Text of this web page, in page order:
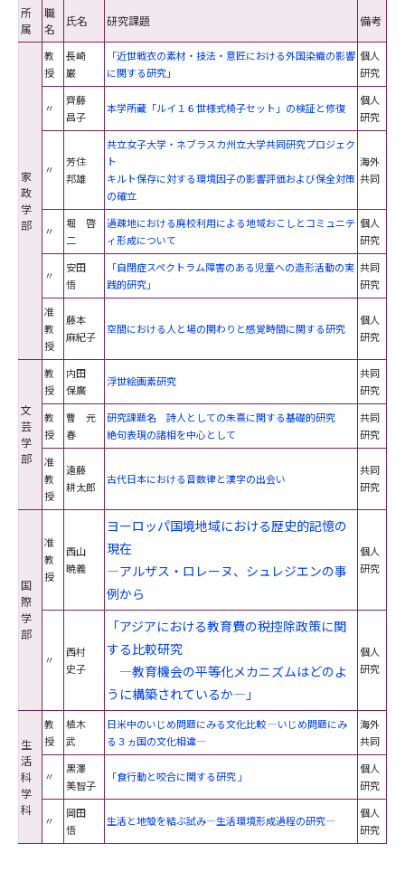
所
属
職
名
氏名 研究課題 備考
家
政
学
部
教
授
長崎
巌
「近世戦衣の素材・技法・意匠における外国染織の影響
に関する研究」
個人
研究
〃
齊藤
昌子
本学所蔵「ルイ１６世様式椅子セット」の検証と修復
個人
研究
〃
芳住
邦雄
共立女子大学・ネブラスカ州立大学共同研究プロジェク
ト
キルト保存に対する環境因子の影響評価および保全対策
の確立
海外
共同
〃
堀 啓
二
過疎地における廃校利用による地域おこしとコミュニテ
ィ形成について
個人
研究
〃
安田
悟
「自閉症スペクトラム障害のある児童への造形活動の実
践的研究」
共同
研究
准
教
授
藤本
麻紀子
空間における人と場の関わりと感覚時間に関する研究
個人
研究
文
芸
学
部
教
授
内田
保廣
浮世絵画素研究
共同
研究
教
授
曹 元
春
研究課題名 詩人としての朱熹に関する基礎的研究
絶句表現の諸相を中心として
共同
研究
准
教
授
遠藤
耕太郎
古代日本における音数律と漢字の出会い
共同
研究
国
際
学
部
准
教
授
西山
暁義
ヨーロッパ国境地域における歴史的記憶の
現在
―アルザス・ロレーヌ、シュレジエンの事
例から
個人
研究
〃
西村
史子
「アジアにおける教育費の税控除政策に関
する比較研究
―教育機会の平等化メカニズムはどのよ
うに構築されているか―」
個人
研究
生
活
科
学
科
教
授
植木
武
日米中のいじめ問題にみる文化比較 ―いじめ問題にみ
る３ヵ国の文化相違―
海外
共同
〃
黒澤
美智子
「食行動と咬合に関する研究 」
個人
研究
〃
岡田
悟
生活と地殻を結ぶ試み―生活環境形成過程の研究―
個人
研究